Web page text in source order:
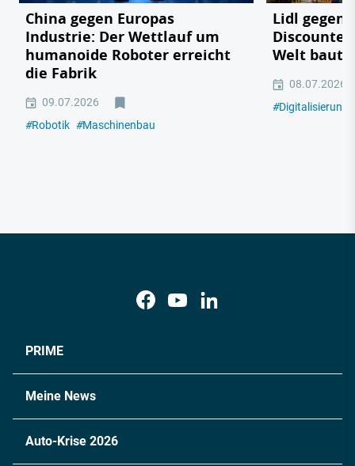
China gegen Europas
Industrie: Der Wettlauf um
humanoide Roboter erreicht
die Fabrik
09.07.2026
#Robotik #Maschinenbau
Lidl gegen
Discounter
Welt baut
08.07.2026
#Digitalisierung
PRIME
Meine News
Auto-Krise 2026